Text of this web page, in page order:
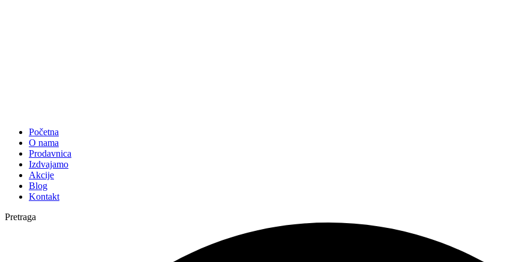
Početna
O nama
Prodavnica
Izdvajamo
Akcije
Blog
Kontakt
Pretraga